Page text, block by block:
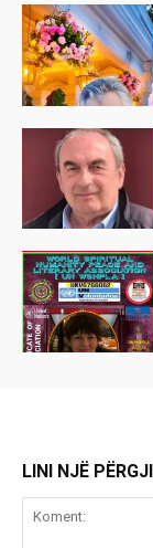
LINI NJË